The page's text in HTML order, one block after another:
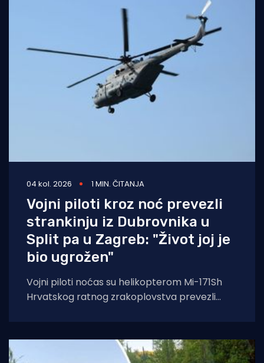
04 kol. 2026 1 MIN. ČITANJA
Vojni piloti kroz noć prevezli
strankinju iz Dubrovnika u
Split pa u Zagreb: "Život joj je
bio ugrožen"
Vojni piloti noćas su helikopterom Mi-171Sh
Hrvatskog ratnog zrakoplovstva prevezli